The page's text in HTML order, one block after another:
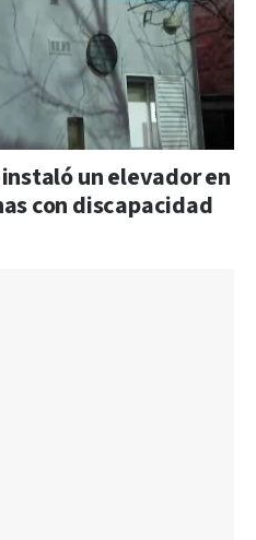
un elevador en
con discapacidad